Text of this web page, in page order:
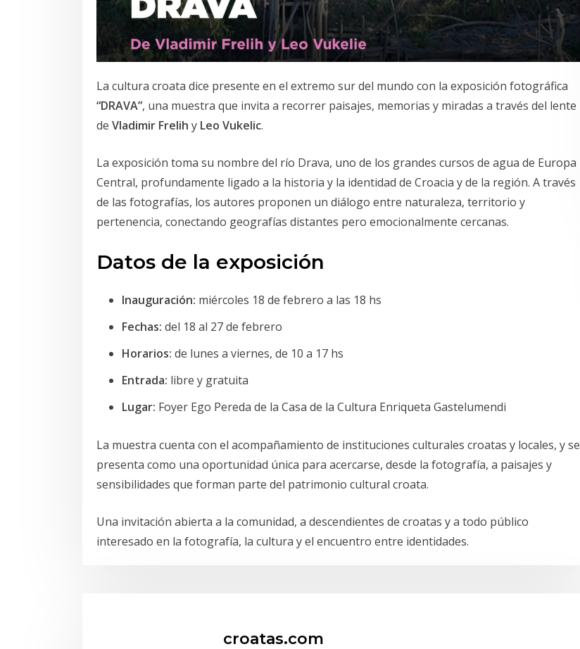
La cultura croata dice presente en el extremo sur del mundo con la exposición fotográfica
“DRAVA”, una muestra que invita a recorrer paisajes, memorias y miradas a través del lente
de Vladimir Frelih y Leo Vukelic.
La exposición toma su nombre del río Drava, uno de los grandes cursos de agua de Europa
Central, profundamente ligado a la historia y la identidad de Croacia y de la región. A través
de las fotografías, los autores proponen un diálogo entre naturaleza, territorio y
pertenencia, conectando geografías distantes pero emocionalmente cercanas.
Datos de la exposición
Inauguración: miércoles 18 de febrero a las 18 hs
Fechas: del 18 al 27 de febrero
Horarios: de lunes a viernes, de 10 a 17 hs
Entrada: libre y gratuita
Lugar: Foyer Ego Pereda de la Casa de la Cultura Enriqueta Gastelumendi
La muestra cuenta con el acompañamiento de instituciones culturales croatas y locales, y se
presenta como una oportunidad única para acercarse, desde la fotografía, a paisajes y
sensibilidades que forman parte del patrimonio cultural croata.
Una invitación abierta a la comunidad, a descendientes de croatas y a todo público
interesado en la fotografía, la cultura y el encuentro entre identidades.
croatas.com